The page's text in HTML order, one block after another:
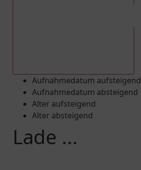
Aufnahmedatum aufsteigend
Aufnahmedatum absteigend
Alter aufsteigend
Alter absteigend
Lade ...